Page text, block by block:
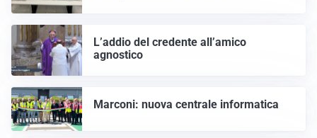
L’addio del credente all’amico
agnostico
Marconi: nuova centrale informatica